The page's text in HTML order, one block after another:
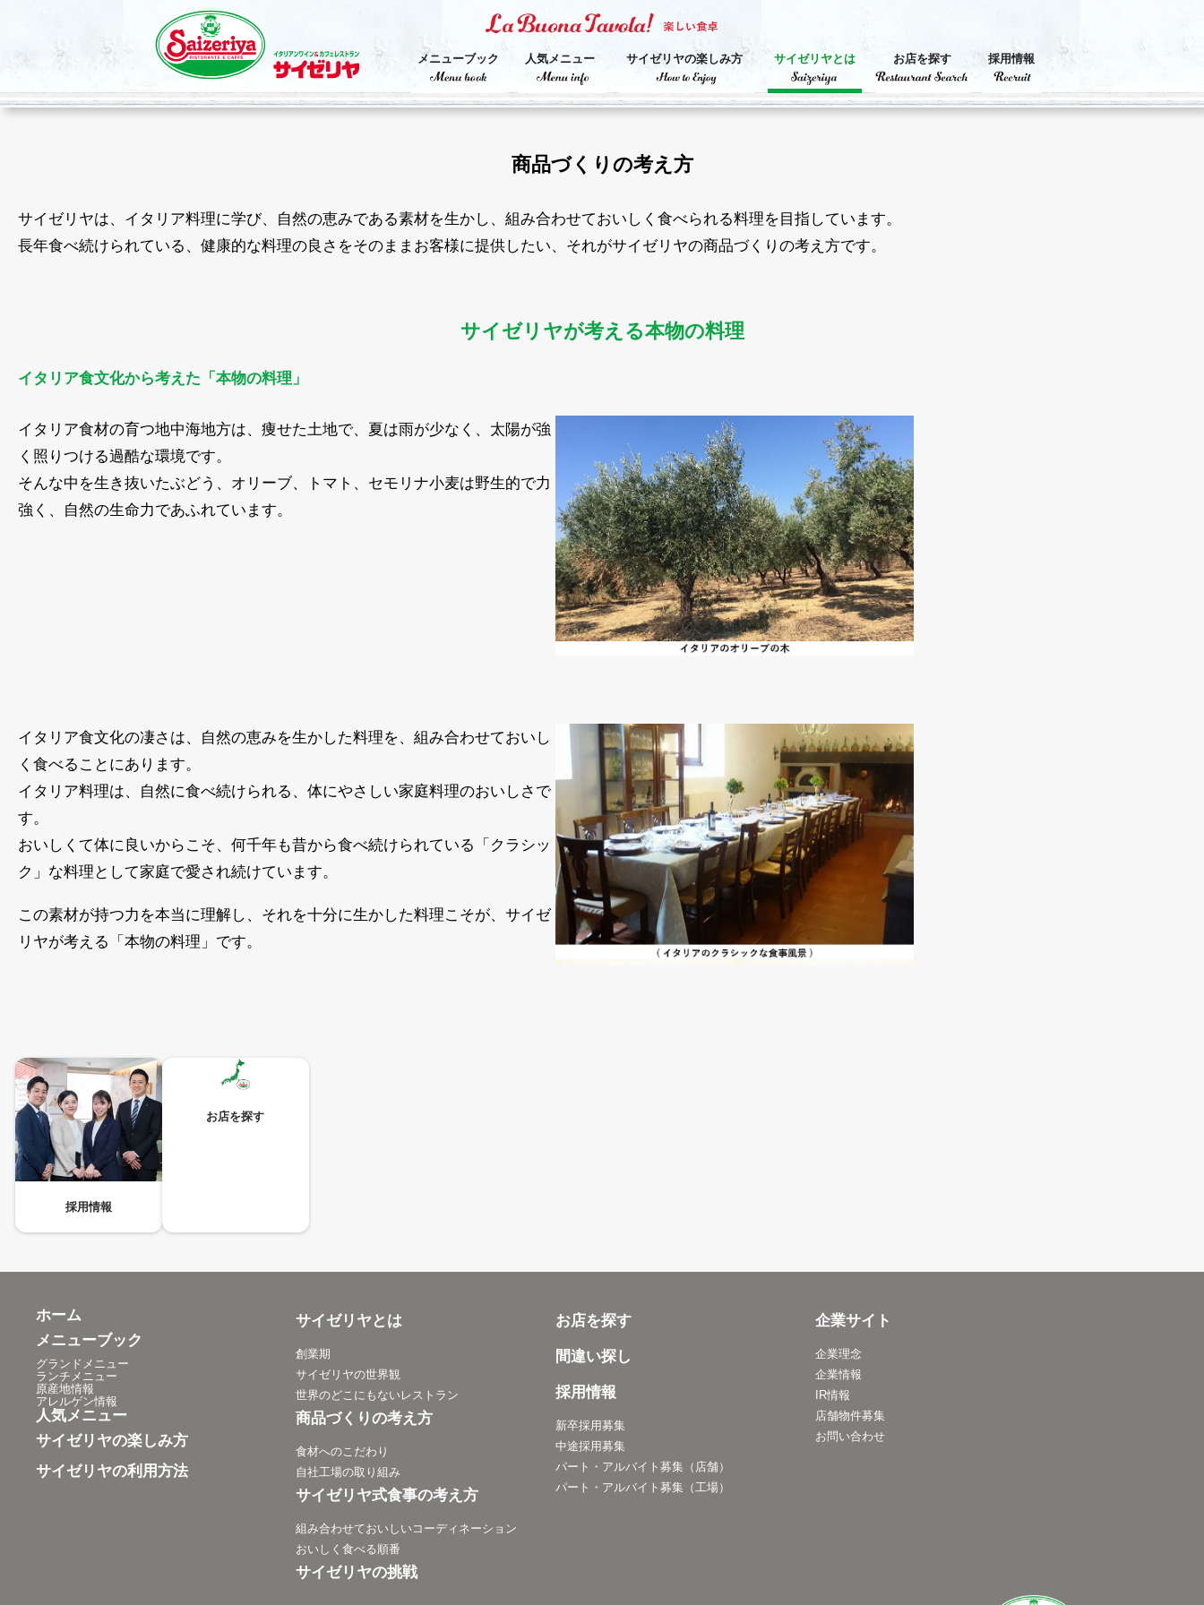
メニューブック 人気メニュー サイゼリヤの楽しみ方 サイゼリヤとは お店を探す 採用情報
商品づくりの考え方
サイゼリヤは、イタリア料理に学び、自然の恵みである素材を生かし、組み合わせておいしく食べられる料理を目指しています。
長年食べ続けられている、健康的な料理の良さをそのままお客様に提供したい、それがサイゼリヤの商品づくりの考え方です。
サイゼリヤが考える本物の料理
イタリア食文化から考えた「本物の料理」
イタリア食材の育つ地中海地方は、痩せた土地で、夏は雨が少なく、太陽が強
く照りつける過酷な環境です。
そんな中を生き抜いたぶどう、オリーブ、トマト、セモリナ小麦は野生的で力
強く、自然の生命力であふれています。
イタリア食文化の凄さは、自然の恵みを生かした料理を、組み合わせておいし
く食べることにあります。
イタリア料理は、自然に食べ続けられる、体にやさしい家庭料理のおいしさで
す。
おいしくて体に良いからこそ、何千年も昔から食べ続けられている「クラシッ
ク」な料理として家庭で愛され続けています。
この素材が持つ力を本当に理解し、それを十分に生かした料理こそが、サイゼ
リヤが考える「本物の料理」です。
採用情報
お店を探す
ホーム
メニューブック
グランドメニュー
ランチメニュー
原産地情報
アレルゲン情報
人気メニュー
サイゼリヤの楽しみ方
サイゼリヤの利用方法
サイゼリヤとは
創業期
サイゼリヤの世界観
世界のどこにもないレストラン
商品づくりの考え方
食材へのこだわり
自社工場の取り組み
サイゼリヤ式食事の考え方
組み合わせておいしいコーディネーション
おいしく食べる順番
サイゼリヤの挑戦
お店を探す
間違い探し
採用情報
新卒採用募集
中途採用募集
パート・アルバイト募集（店舗）
パート・アルバイト募集（工場）
企業サイト
企業理念
企業情報
IR情報
店舗物件募集
お問い合わせ